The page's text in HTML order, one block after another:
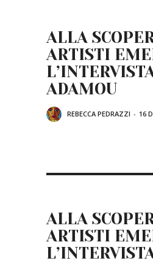
ALLA
ARTISTI
ADAMOU
REBECCA PEDRAZZI - 16
ALLA
ARTISTI